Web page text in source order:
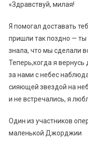
«Здравствуй, милая!
Я помогал доставать
пришли так поздно —
знала, что мы сделали
Теперь,когда я вернусь
за нами с небес
сияющей звездой на
и не встречались, я
Один из участников
маленькой Джорджии